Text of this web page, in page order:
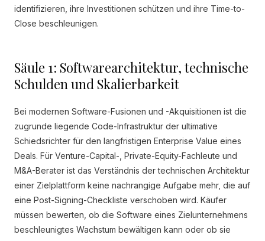
identifizieren, ihre Investitionen schützen und ihre Time-to-
Close beschleunigen.
Säule 1: Softwarearchitektur, technische
Schulden und Skalierbarkeit
Bei modernen Software-Fusionen und -Akquisitionen ist die
zugrunde liegende Code-Infrastruktur der ultimative
Schiedsrichter für den langfristigen Enterprise Value eines
Deals. Für Venture-Capital-, Private-Equity-Fachleute und
M&A-Berater ist das Verständnis der technischen Architektur
einer Zielplattform keine nachrangige Aufgabe mehr, die auf
eine Post-Signing-Checkliste verschoben wird. Käufer
müssen bewerten, ob die Software eines Zielunternehmens
beschleunigtes Wachstum bewältigen kann oder ob sie